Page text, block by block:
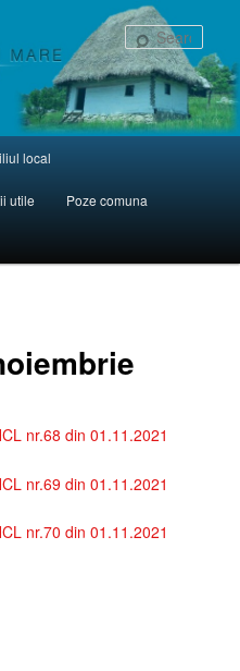
local
utile Poze comuna
nr.68 din 01.11.2021
nr.69 din 01.11.2021
nr.70 din 01.11.2021